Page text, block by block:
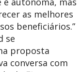
as melhores
beneficiários.”
se
proposta
conversa com